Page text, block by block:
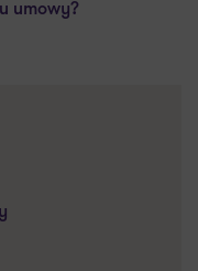
umowy?